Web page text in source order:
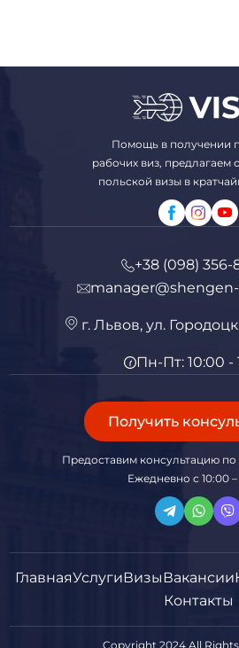
Помощь в получении
рабочих виз, предлагаем
польской визы в
+38 (098)
г. Львов, ул.
Пн-Пт: 10:00 -
Получить
Предоставим консультацию
Ежедневно с 10:00 –
ГлавнаяУслугиВизыВакансии
Контакты
Copyright 2024 All